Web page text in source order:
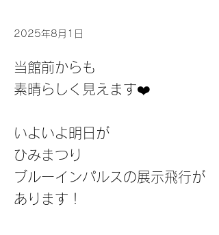
2025年8月1日
当館前からも
素晴らしく見えます❤️
いよいよ明日が
ひみまつり
ブルーインパルスの展示飛行が
あります！